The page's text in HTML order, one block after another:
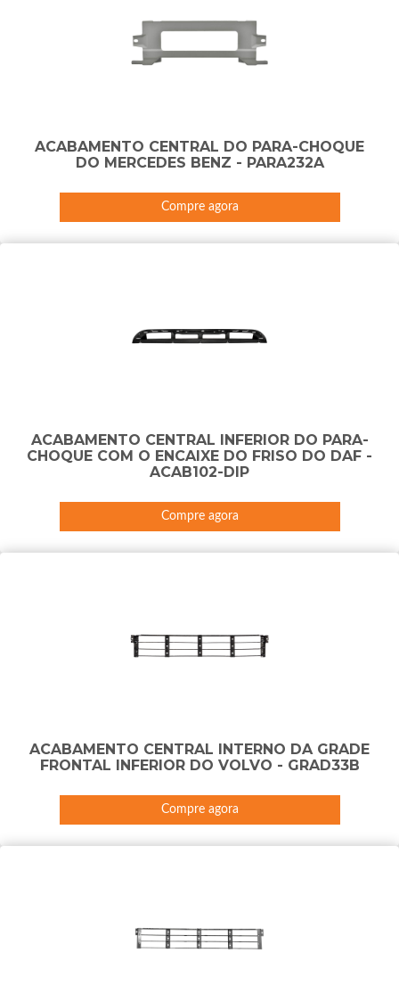
ACABAMENTO CENTRAL DO PARA-CHOQUE
DO MERCEDES BENZ - PARA232A
Compre agora
ACABAMENTO CENTRAL INFERIOR DO PARA-
CHOQUE COM O ENCAIXE DO FRISO DO DAF -
ACAB102-DIP
Compre agora
ACABAMENTO CENTRAL INTERNO DA GRADE
FRONTAL INFERIOR DO VOLVO - GRAD33B
Compre agora